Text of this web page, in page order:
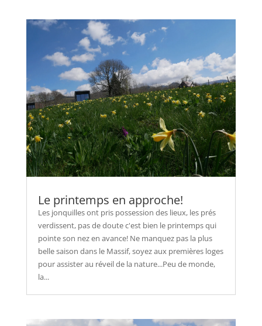
Le printemps en approche!
Les jonquilles ont pris possession des lieux, les prés
verdissent, pas de doute c'est bien le printemps qui
pointe son nez en avance! Ne manquez pas la plus
belle saison dans le Massif, soyez aux premières loges
pour assister au réveil de la nature...Peu de monde,
la...